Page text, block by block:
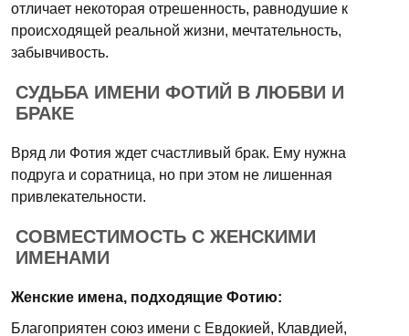
отличает некоторая отрешенность, равнодушие к
происходящей реальной жизни, мечтательность,
забывчивость.
СУДЬБА ИМЕНИ ФОТИЙ В ЛЮБВИ И
БРАКЕ
Вряд ли Фотия ждет счастливый брак. Ему нужна
подруга и соратница, но при этом не лишенная
привлекательности.
СОВМЕСТИМОСТЬ С ЖЕНСКИМИ
ИМЕНАМИ
Женские имена, подходящие Фотию:
Благоприятен союз имени с Евдокией, Клавдией,